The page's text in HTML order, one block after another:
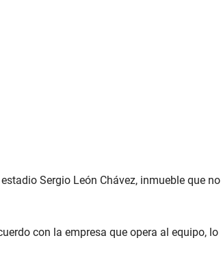
Sergio León Chávez, inmueble que no
con la empresa que opera al equipo, lo